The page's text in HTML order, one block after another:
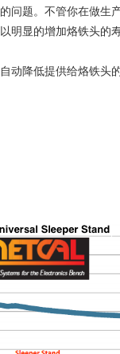
问题。不管你在做
明显的增加烙铁头的寿
动降低提供给烙铁头